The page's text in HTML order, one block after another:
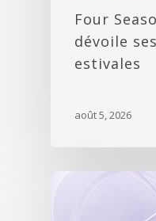
Four
dévoile
estivales
août 5, 2026